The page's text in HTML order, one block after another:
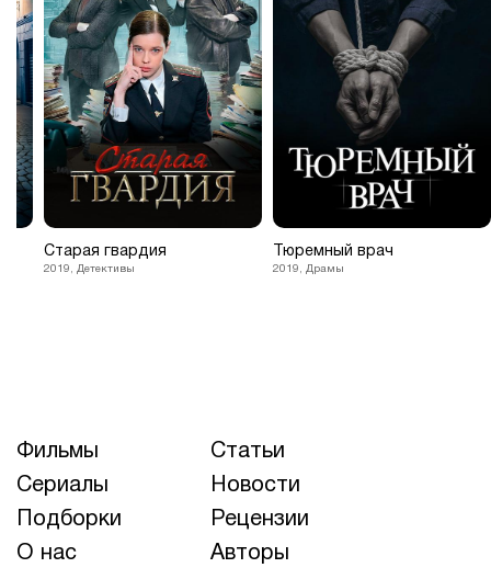
Старая гвардия
2019, Детективы
Тюремный врач
2019, Драмы
Фильмы
Статьи
Сериалы
Новости
Подборки
Рецензии
О нас
Авторы